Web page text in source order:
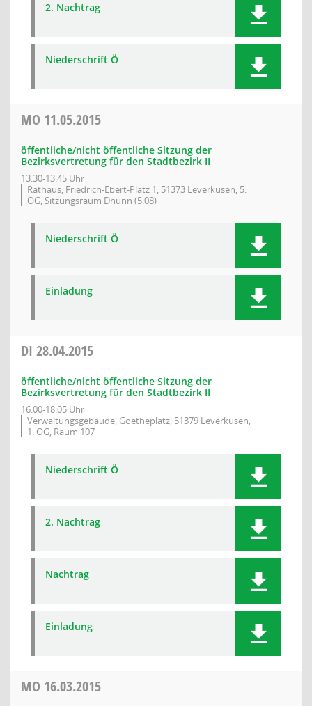
2. Nachtrag
Niederschrift Ö
MO 11.05.2015
öffentliche/nicht öffentliche Sitzung der
Bezirksvertretung für den Stadtbezirk II
13:30-13:45 Uhr
Rathaus, Friedrich-Ebert-Platz 1, 51373 Leverkusen, 5.
OG, Sitzungsraum Dhünn (5.08)
Niederschrift Ö
Einladung
DI 28.04.2015
öffentliche/nicht öffentliche Sitzung der
Bezirksvertretung für den Stadtbezirk II
16:00-18:05 Uhr
Verwaltungsgebäude, Goetheplatz, 51379 Leverkusen,
1. OG, Raum 107
Niederschrift Ö
2. Nachtrag
Nachtrag
Einladung
MO 16.03.2015